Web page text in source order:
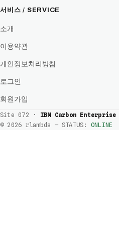
서비스 / SERVICE
소개
이용약관
개인정보처리방침
로그인
회원가입
Site 072 · IBM Carbon Enterprise
© 2026 rlambda — STATUS: ONLINE